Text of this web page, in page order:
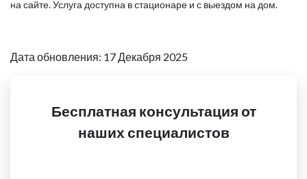
на сайте. Услуга доступна в стационаре и с выездом на дом.
Дата обновления: 17 Декабря 2025
Бесплатная консультация от
наших специалистов